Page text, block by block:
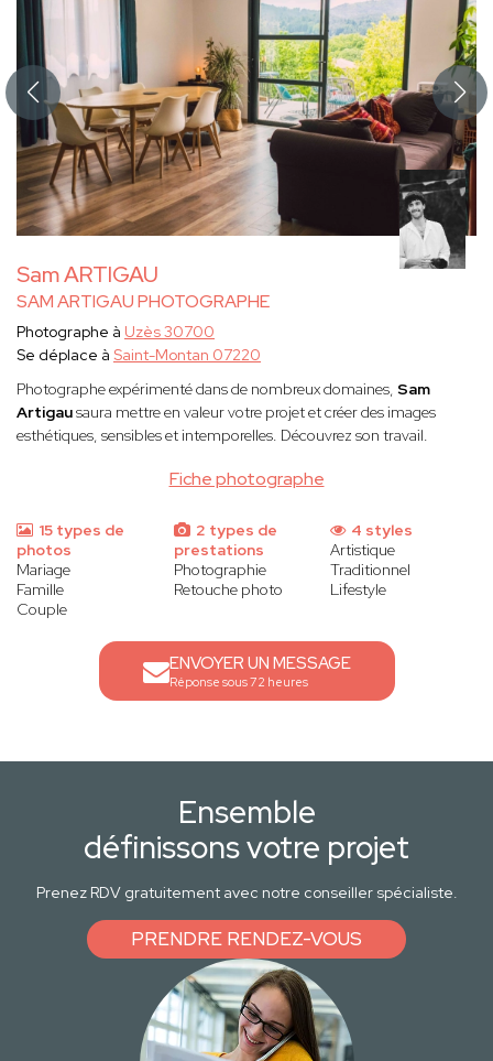
Sam ARTIGAU
SAM ARTIGAU PHOTOGRAPHE
Fiche photographe
Photographe à Uzès 30700
Se déplace à Saint-Montan 07220
Photographe expérimenté dans de nombreux domaines, Sam
Artigausaura mettre en valeur votre projet et créer des images
esthétiques, sensibles et intemporelles. Découvrez son travail.
15 types de
photos
Mariage
Famille
Couple
2 types de
prestations
Photographie
Retouche photo
4 styles
Artistique
Traditionnel
Lifestyle
ENVOYER UN MESSAGE
Réponse sous 72 heures
Ensemble
définissons votre projet
Prenez RDV gratuitement avec notre conseiller spécialiste.
PRENDRE RENDEZ-VOUS